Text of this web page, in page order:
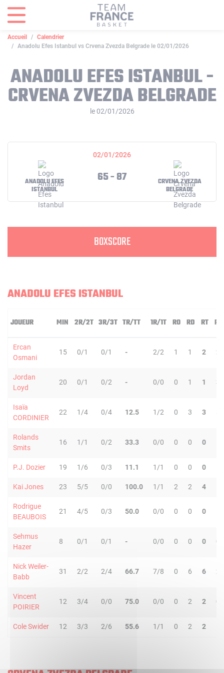
Accueil
Calendrier
Anadolu Efes Istanbul vs Crvena Zvezda Belgrade le 02/01/2026
ANADOLU EFES ISTANBUL -
CRVENA ZVEZDA BELGRADE
le 02/01/2026
02/01/2026
ANADOLU EFES
ISTANBUL
65 - 87
CRVENA ZVEZDA
BELGRADE
BOXSCORE
ANADOLU EFES ISTANBUL
JOUEUR MIN 2R/2T 3R/3T TR/TT 1R/1T RO RD RT PD
Ercan
Osmani
15 0/1 0/1 - 2/2 1 1 2 2
Jordan
Loyd
20 0/1 0/2 - 0/0 0 1 1 3
Isaïa
CORDINIER
22 1/4 0/4 12.5 1/2 0 3 3
Rolands
Smits
16 1/1 0/2 33.3 0/0 0 0 0
P.J. Dozier 19 1/6 0/3 11.1 1/1 0 0 0
Kai Jones 23 5/5 0/0 100.0 1/1 2 2 4
Rodrigue
BEAUBOIS
21 4/5 0/3 50.0 0/0 0 0 0
Sehmus
Hazer
8 0/1 0/1 - 0/0 0 0 0 0
Nick Weiler-
Babb
31 2/2 2/4 66.7 7/8 0 6 6 2
Vincent
POIRIER
12 3/4 0/0 75.0 0/0 0 2 2 0
Cole Swider 12 3/3 2/6 55.6 1/1 0 2 2
Panneau de gestion des cookies